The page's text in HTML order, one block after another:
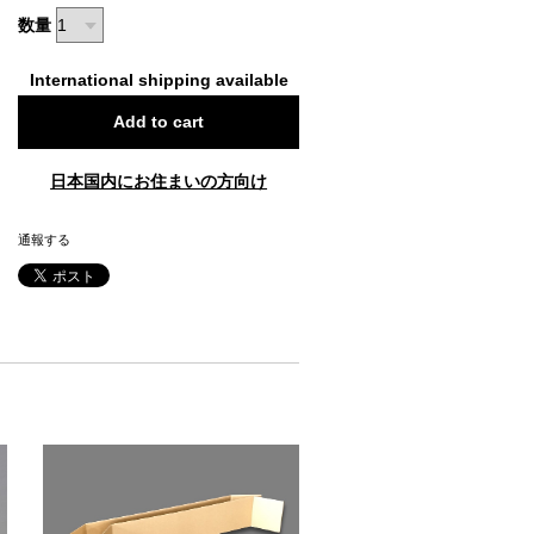
数量
International shipping available
Add to cart
日本国内にお住まいの方向け
通報する